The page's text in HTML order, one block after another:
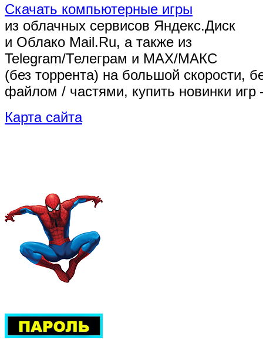
Скачать компьютерные игры
из облачных сервисов Яндекс.Диск
и Облако Mail.Ru, а также из
Telegram/Телеграм и MAX/МАКС
(без торрента) на большой скорости,
файлом / частями, купить новинки
Карта сайта